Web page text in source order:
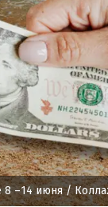
8 –14 июня/